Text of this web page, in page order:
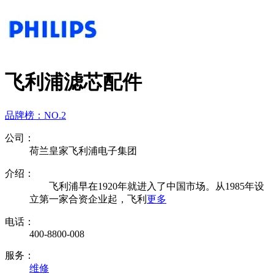
飞利浦滤芯配件
品牌榜： NO.2
公司：
荷兰皇家飞利浦电子集团
介绍：
飞利浦早在1920年就进入了中国市场。从1985年设
立第一家合资企业起，飞利 更多
电话：
400-8800-008
服务：
维修